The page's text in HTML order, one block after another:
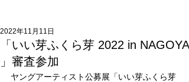
「いい芽ふくら芽 2022 in NAGOYA
」審査参加
2022年11月11日
ヤングアーティスト公募展「いい芽ふくら芽